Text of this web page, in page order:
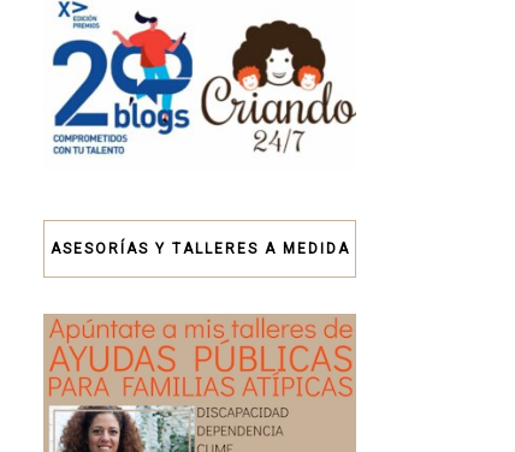
ASESORÍAS Y TALLERES A MEDIDA